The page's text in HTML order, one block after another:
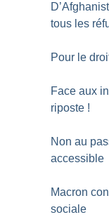
tous les
Pour le
Face aux
riposte !
Non au
accessible
Macron
sociale